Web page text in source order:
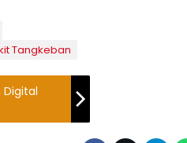
Tangkeban